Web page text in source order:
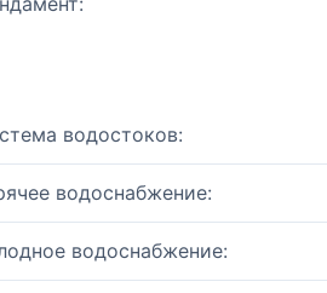
водостоков:
водоснабжение:
водоснабжение: